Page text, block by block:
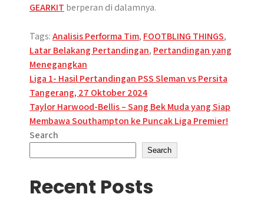
GEARKIT berperan di dalamnya.
Tags:Analisis Performa Tim, FOOTBLING THINGS,
Latar Belakang Pertandingan, Pertandingan yang
Menegangkan
Post
navigation
Liga 1- Hasil Pertandingan PSS Sleman vs Persita
Tangerang, 27 Oktober 2024
Taylor Harwood-Bellis – Sang Bek Muda yang Siap
Membawa Southampton ke Puncak Liga Premier!
Search
Search
Recent Posts